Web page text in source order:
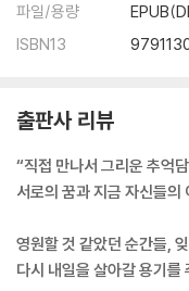
파일/용량
ISBN13
출판사 리뷰
“직접 만나서 그리운 추억
서로의 꿈과 지금 자신들의
영원할 것 같았던 순간들,
다시 내일을 살아갈 용기를